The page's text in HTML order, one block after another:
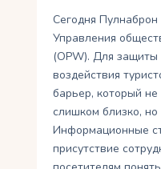
Сегодня
Управления
(OPW). Для защиты
воздействия
барьер, который не
слишком близко,
Информационные
присутствие